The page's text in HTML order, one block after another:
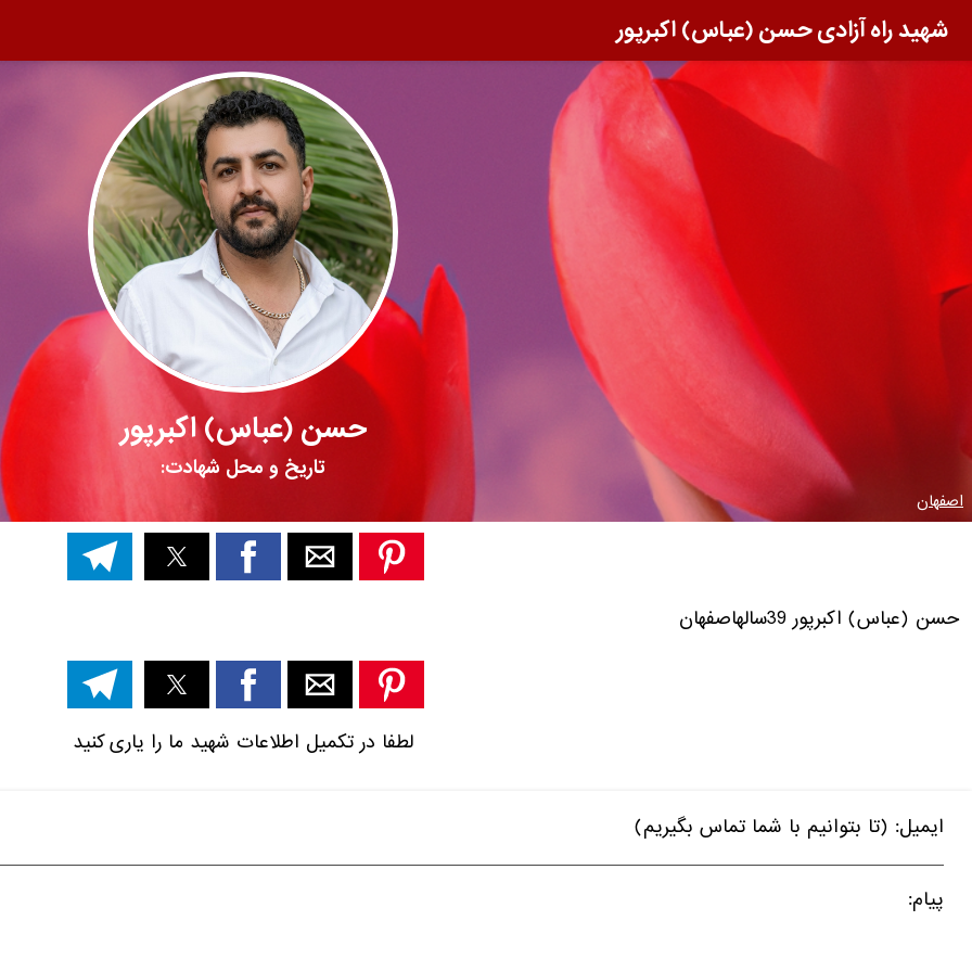
شهید راه آزادی حسن (عباس) اکبرپور
حسن (عباس) اکبرپور
تاریخ و محل شهادت:
اصفهان
حسن (عباس) اکبرپور 39ساله اصفهان
لطفا در تکمیل اطلاعات شهید ما را یاری کنید
ایمیل: (تا بتوانیم با شما تماس بگیریم)
پیام: